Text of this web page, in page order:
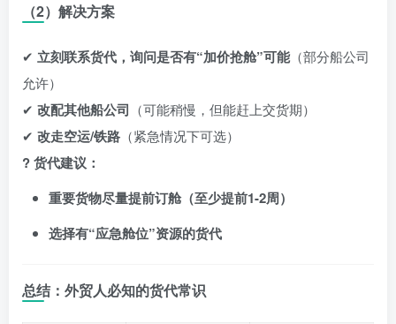
（2）解决方案
✔ 立刻联系货代，询问是否有“加价抢舱”可能（部分船公司
允许）
✔ 改配其他船公司 （可能稍慢，但能赶上交货期）
✔ 改走空运/铁路 （紧急情况下可选）
? 货代建议：
重要货物尽量提前订舱（至少提前1-2周）
选择有“应急舱位”资源的货代
总结：外贸人必知的货代常识